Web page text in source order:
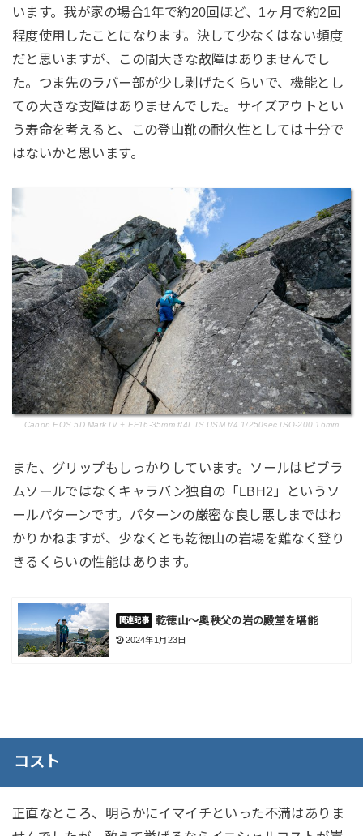
います。我が家の場合1年で約20回ほど、1ヶ月で約2回
程度使用したことになります。決して少なくはない頻度
だと思いますが、この間大きな故障はありませんでし
た。つま先のラバー部が少し剥げたくらいで、機能とし
ての大きな支障はありませんでした。サイズアウトとい
う寿命を考えると、この登山靴の耐久性としては十分で
はないかと思います。
Canon EOS 5D Mark IV + EF16-35mm f/4L IS USM f/4 1/250sec ISO-200 16mm
また、グリップもしっかりしています。ソールはビブラ
ムソールではなくキャラバン独自の「LBH2」というソ
ールパターンです。パターンの厳密な良し悪しまではわ
かりかねますが、少なくとも乾徳山の岩場を難なく登り
きるくらいの性能はあります。
乾徳山～奥秩父の岩の殿堂を堪能
2024年1月23日
コスト
正直なところ、明らかにイマイチといった不満はありま